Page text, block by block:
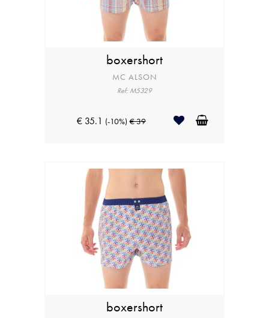
boxershort
MC ALSON
Ref: M5329
€ 35.1 (-10%) € 39
boxershort